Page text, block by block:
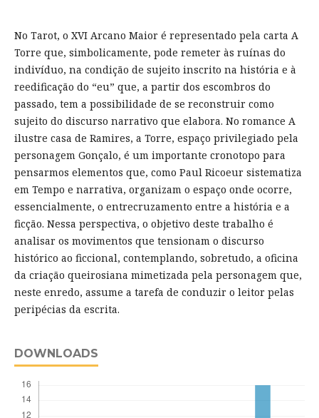
No Tarot, o XVI Arcano Maior é representado pela carta A
Torre que, simbolicamente, pode remeter às ruínas do
indivíduo, na condição de sujeito inscrito na história e à
reedificação do “eu” que, a partir dos escombros do
passado, tem a possibilidade de se reconstruir como
sujeito do discurso narrativo que elabora. No romance A
ilustre casa de Ramires, a Torre, espaço privilegiado pela
personagem Gonçalo, é um importante cronotopo para
pensarmos elementos que, como Paul Ricoeur sistematiza
em Tempo e narrativa, organizam o espaço onde ocorre,
essencialmente, o entrecruzamento entre a história e a
ficção. Nessa perspectiva, o objetivo deste trabalho é
analisar os movimentos que tensionam o discurso
histórico ao ficcional, contemplando, sobretudo, a oficina
da criação queirosiana mimetizada pela personagem que,
neste enredo, assume a tarefa de conduzir o leitor pelas
peripécias da escrita.
DOWNLOADS